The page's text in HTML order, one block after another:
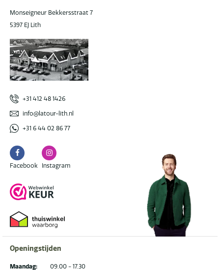
Monseigneur Bekkersstraat 7
5397 EJ Lith
+31 412 48 1426
info@latour-lith.nl
+31 6 44 02 86 77
Facebook
Facebook
Instagram
Instagram
Openingstijden
Maandag:
09.00 - 17.30